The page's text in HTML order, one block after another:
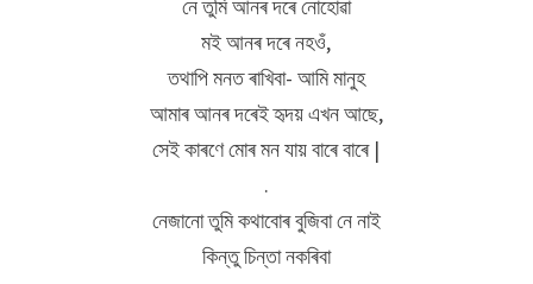
নে তুমি আনৰ দৰে নোহোৱা
মই আনৰ দৰে নহওঁ,
তথাপি মনত ৰাখিবা- আমি মানুহ
আমাৰ আনৰ দৰেই হৃদয় এখন আছে,
সেই কাৰণে মোৰ মন যায় বাৰে বাৰে |
.
নেজানো তুমি কথাবোৰ বুজিবা নে নাই
কিন্তু চিন্তা নকৰিবা